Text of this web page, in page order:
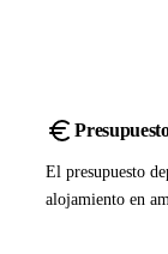
El presupuesto
alojamiento en